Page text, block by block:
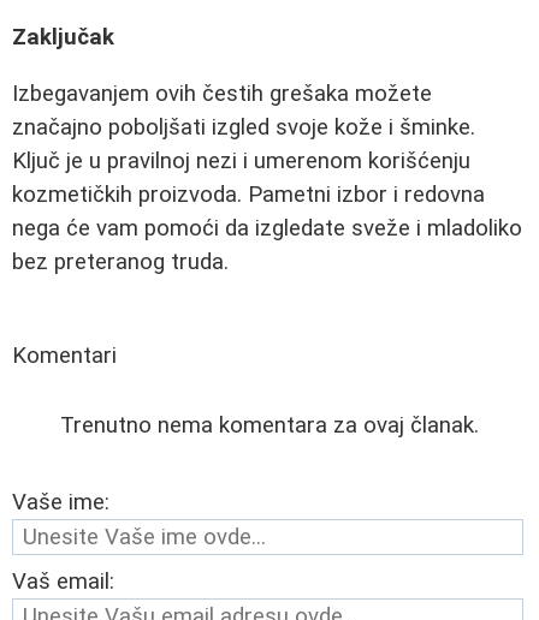
Zaključak
Izbegavanjem ovih čestih grešaka možete
značajno poboljšati izgled svoje kože i šminke.
Ključ je u pravilnoj nezi i umerenom korišćenju
kozmetičkih proizvoda. Pametni izbor i redovna
nega će vam pomoći da izgledate sveže i mladoliko
bez preteranog truda.
Komentari
Trenutno nema komentara za ovaj članak.
Vaše ime:
Vaš email: